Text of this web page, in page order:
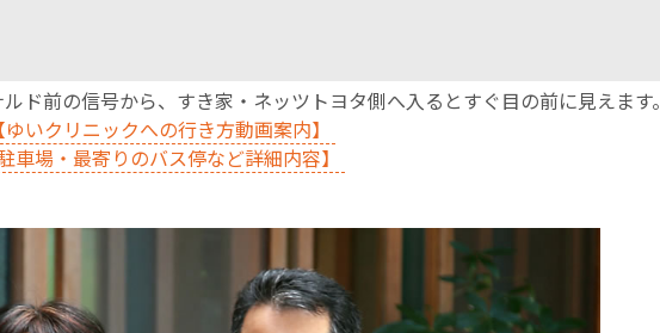
ド前の信号から、すき家・ネッツトヨタ側へ入るとすぐ目の前に見えます。
【ゆいクリニックへの行き方動画案内】
駐車場・最寄りのバス停など詳細内容】